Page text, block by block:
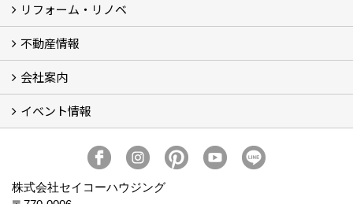
モデルハウス「Vita -ヴィータ-」
リノベーション モデルハウス「Crear -クレア-」
平屋の家
建築家とつくる家 (10)
リフォーム・リノベ
セイコーのリフォーム・リノベ
もっと知りたい、セイコーのリフォーム・リノベ
不動産情報
田宮・矢三の不動産ならセイコーハウジング
土地・中古住宅情報
賃貸情報
実家相続
ECOTOWN西矢三第3期・第4期分譲中
会社案内
会社概要
アクセス
スタッフ紹介
家づくりコラム
消費者志向自主宣言
ZEHビルダー2025年度実績報告書
SDGs宣言
リクルート
プライバシーポリシー
ご紹介キャンペーン
イベント情報
イベント予告
イベント報告
株式会社セイコーハウジング